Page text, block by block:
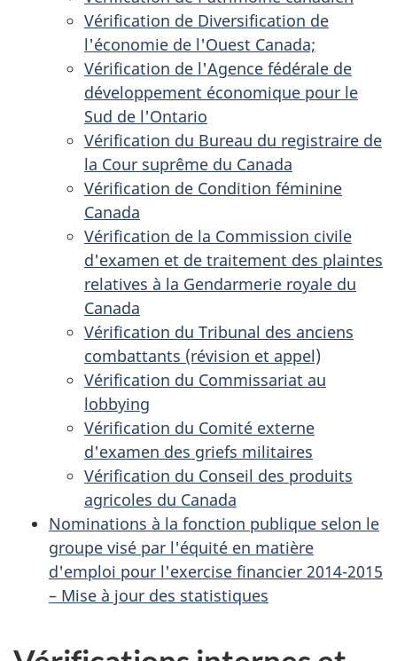
Vérification de Diversification de
l'économie de l'Ouest Canada;
Vérification de l'Agence fédérale de
développement économique pour le
Sud de l'Ontario
Vérification du Bureau du registraire de
la Cour suprême du Canada
Vérification de Condition féminine
Canada
Vérification de la Commission civile
d'examen et de traitement des plaintes
relatives à la Gendarmerie royale du
Canada
Vérification du Tribunal des anciens
combattants (révision et appel)
Vérification du Commissariat au
lobbying
Vérification du Comité externe
d'examen des griefs militaires
Vérification du Conseil des produits
agricoles du Canada
Nominations à la fonction publique selon le
groupe visé par l'équité en matière
d'emploi pour l'exercise financier 2014-2015
– Mise à jour des statistiques